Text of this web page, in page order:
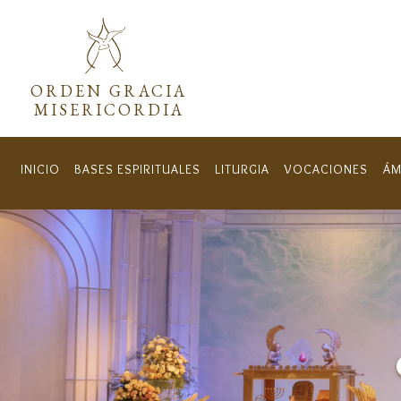
ORDEN GRACIA
MISERICORDIA
Navegación principal
INICIO BASES ESPIRITUALES LITURGIA VOCACIONES